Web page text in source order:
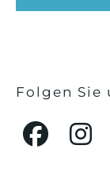
Folgen Sie